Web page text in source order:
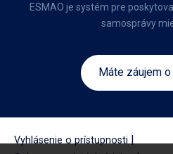
ESMAO je systém pre
samosprávy
Máte záujem o
Vyhlásenie o prístupnosti |